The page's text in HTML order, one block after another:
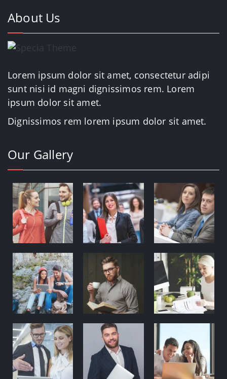
About Us
Lorem ipsum dolor sit amet, consectetur adipi
sunt nisi id magni dignissimos rem. Lorem
ipsum dolor sit amet.
Dignissimos rem lorem ipsum dolor sit amet.
Our Gallery